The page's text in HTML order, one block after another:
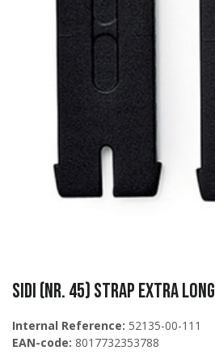
Sidi (Nr. 45) Strap Extra Long
Internal Reference: 52135-00-111
EAN-code: 8017732353788